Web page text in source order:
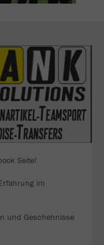
Seite!
im
und Geschehnisse